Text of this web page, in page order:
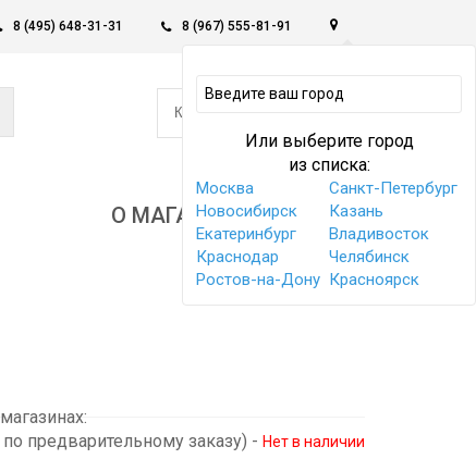
8 (495) 648-31-31 8 (967) 555-81-91
Или выберите город
из списка:
Москва
Санкт-Петербург
Новосибирск
Казань
Екатеринбург
Владивосток
Краснодар
Челябинск
Ростов-на-Дону Красноярск
КОРЗИНА -
0
О МАГАЗИНЕ
предварительному заказу) - Нет в наличии